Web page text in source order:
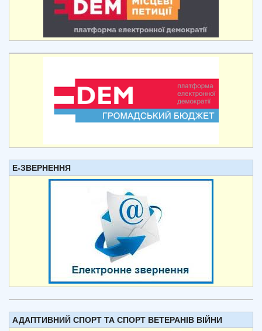
Е-ЗВЕРНЕННЯ
АДАПТИВНИЙ СПОРТ ТА СПОРТ ВЕТЕРАНІВ ВІЙНИ